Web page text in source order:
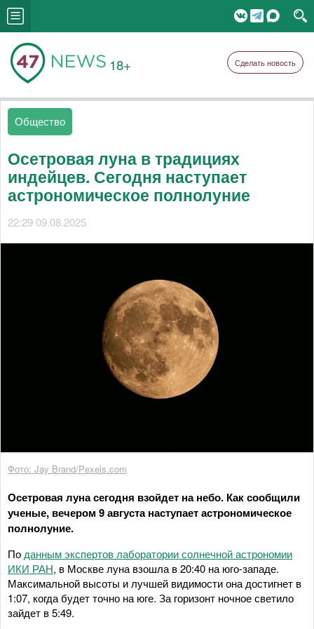
18+ Сделать новость
Общество
Осетровая луна в традициях
индейцев. Сегодня наступает
астрономическое полнолуние
22:29 09.08.2025
Фото: Jay Brand/Pexels.com
Осетровая луна сегодня взойдет на небо. Как сообщили
ученые, вечером 9 августа наступает астрономическое
полнолуние.
По данным экспертов лаборатории солнечной астрономии
ИКИ РАН, в Москве луна взошла в 20:40 на юго-западе.
Максимальной высоты и лучшей видимости она достигнет в
1:07, когда будет точно на юге. За горизонт ночное светило
зайдет в 5:49.